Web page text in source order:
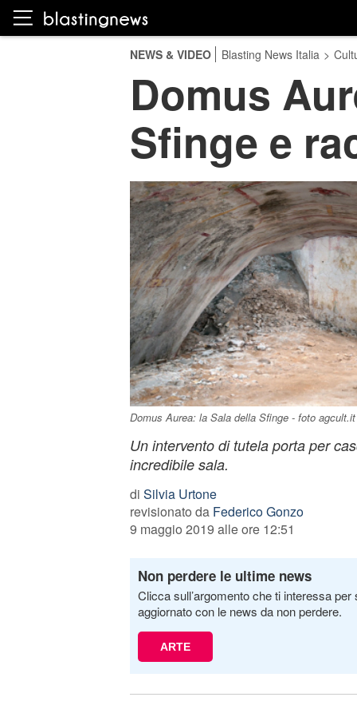
NEWS & VIDEO Blasting News Italia >
Domus
Sfinge e
Domus Aurea: la Sala della Sfinge - foto agcult.it
Un intervento di tutela porta per
incredibile sala.
di Silvia Urtone
revisionato da Federico Gonzo
9 maggio 2019 alle ore 12:51
Non perdere le ultime news
Clicca sull’argomento che ti interessa
aggiornato con le news da non perdere.
ARTE